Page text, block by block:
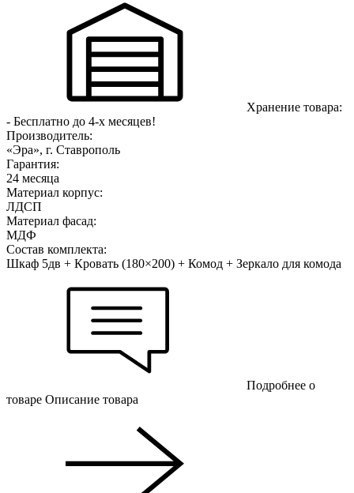
Хранение товара:
- Бесплатно до 4-х месяцев!
Производитель:
«Эра», г. Ставрополь
Гарантия:
24 месяца
Материал корпус:
ЛДСП
Материал фасад:
МДФ
Состав комплекта:
Шкаф 5дв + Кровать (180×200) + Комод + Зеркало для комода
Подробнее о
товаре Описание товара